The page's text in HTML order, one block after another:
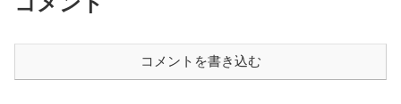
コメントを書き込む